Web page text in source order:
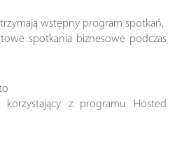
wstępny program spotkań,
spotkania biznesowe podczas
korzystający z programu Hosted